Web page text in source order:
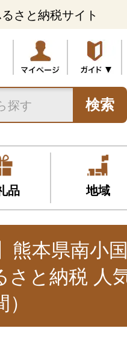
さと納税サイト
検索
品 地域
熊本県南小
さと納税 人